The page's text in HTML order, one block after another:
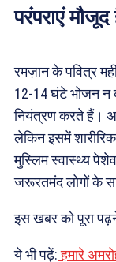
परंपराएं
रमज़ान के पवित्र
12-14 घंटे भोजन न
नियंत्रण करते हैं।
लेकिन इसमें
मुस्लिम स्वास्थ्य
जरूरतमंद लोगों के
इस खबर को पूरा
ये भी पढ़ें:हमारे